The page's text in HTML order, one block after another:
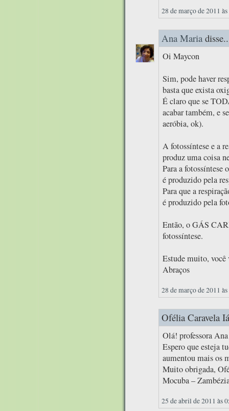
28 de março de 2011
Ana Maria
Oi Maycon
Sim, pode haver
basta que exista
É claro que se
acabar também, e
aeróbia, ok).
A fotossíntese e a
produz uma coisa
Para a fotossíntese
é produzido pela
Para que a
é produzido pela
Então, o GÁS
fotossíntese.
Estude muito,
Abraços
28 de março de 2011
Ofélia Caravela
Olá! professora
Espero que esteja
aumentou mais os
Muito obrigada,
Mocuba –
25 de abril de 2011 às